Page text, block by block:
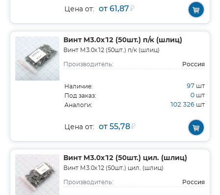
Цена от: от 61,87₽
Винт М3.0х12 (50шт.) п/к (шлиц)
Винт М3.0х12 (50шт.) п/к (шлиц)
Производитель: Россия
Наличие: 97 шт
Под заказ: 0 шт
Аналоги: 102 326 шт
Цена от: от 55,78₽
Винт М3.0х12 (50шт.) цил. (шлиц)
Винт М3.0х12 (50шт.) цил. (шлиц)
Производитель: Россия